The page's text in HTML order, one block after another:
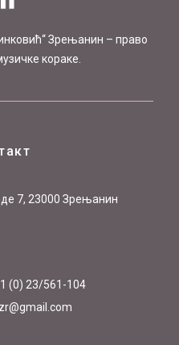
Зрењанин – право
кораке.
7, 23000 Зрењанин
(0) 23/561-104